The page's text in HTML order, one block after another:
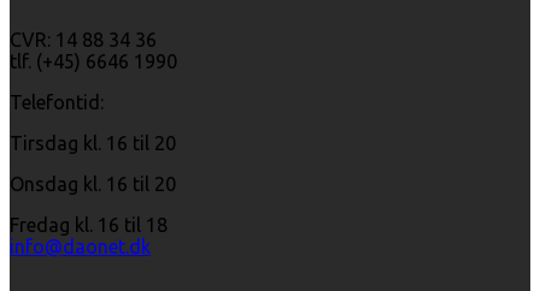
CVR: 14 88 34 36
tlf. (+45) 6646 1990
Telefontid:
Tirsdag kl. 16 til 20
Onsdag kl. 16 til 20
Fredag kl. 16 til 18
info@daonet.dk